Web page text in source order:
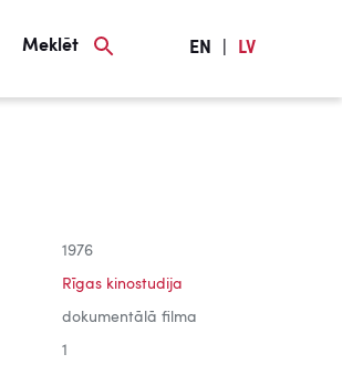
Meklēt EN LV
1976
Rīgas kinostudija
dokumentālā filma
1